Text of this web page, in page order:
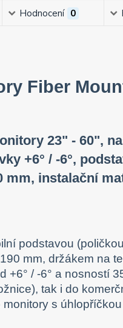
Hodnocení 0
Fiber
23" - 60",
+6° / -6°,
instalační
podstavou
mm, držákem na
/ -6° a nosností
tak i do
s